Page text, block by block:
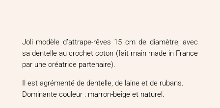
Joli modèle d’attrape-rêves 15 cm de diamètre, avec
sa dentelle au crochet coton (fait main made in France
par une créatrice partenaire).
Il est agrémenté de dentelle, de laine et de rubans.
Dominante couleur : marron-beige et naturel.